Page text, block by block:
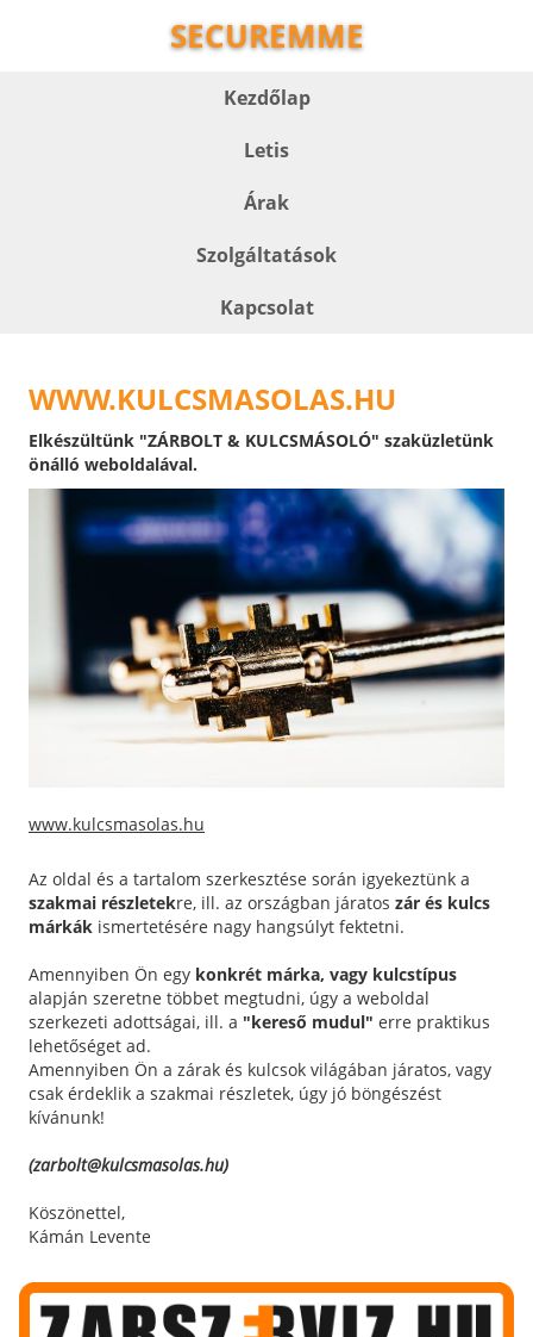
SECUREMME
Kezdőlap
Letis
Árak
Szolgáltatások
Kapcsolat
WWW.KULCSMASOLAS.HU
Elkészültünk "ZÁRBOLT & KULCSMÁSOLÓ" szaküzletünk
önálló weboldalával.
www.kulcsmasolas.hu
Az oldal és a tartalom szerkesztése során igyekeztünk a
szakmai részletekre, ill. az országban járatos zár és kulcs
márkák ismertetésére nagy hangsúlyt fektetni.
Amennyiben Ön egy konkrét márka, vagy kulcstípus
alapján szeretne többet megtudni, úgy a weboldal
szerkezeti adottságai, ill. a "kereső mudul" erre praktikus
lehetőséget ad.
Amennyiben Ön a zárak és kulcsok világában járatos, vagy
csak érdeklik a szakmai részletek, úgy jó böngészést
kívánunk!
(zarbolt@kulcsmasolas.hu)
Köszönettel,
Kámán Levente